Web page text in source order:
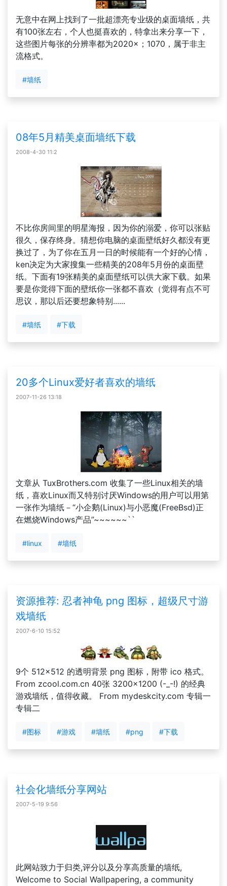
无意中在网上找到了一批超漂亮专业级的桌面墙纸，共
有100张左右，个人也挺喜欢的，特拿出来分享一下，
这些图片每张的分辨率都为2020×；1070，属于非主
流格式。
#墙纸
08年5月精美桌面墙纸下载
2008-4-30 11:2
不比你房间里的明星海报，因为你的溺爱，你可以张贴
很久，保存终身。猜想你电脑的桌面壁纸好久都没有更
换过了，为了你在五月一日的时候能有一个好的心情，
ken决定为大家搜集一些精美的208年5月份的桌面壁
纸。下面有19张精美的桌面壁纸可以供大家下载。如果
要是你觉得下面的壁纸你一张都不喜欢（觉得有点不可
思议，那以后还要想象特别......
#墙纸 #下载
20多个Linux爱好者喜欢的墙纸
2007-11-26 13:18
文章从 TuxBrothers.com 收集了一些Linux相关的墙
纸，喜欢Linux而又特别讨厌Windows的用户可以用第
一张作为墙纸－“小企鹅(Linux)与小恶魔(FreeBsd)正
在燃烧Windows产品”~~~~~~``
#linux #墙纸
资源推荐: 忍者神龟 png 图标，超级尺寸游
戏墙纸
2007-6-10 15:52
9个 512×512 的透明背景 png 图标，附带 ico 格式。
From zcool.com.cn 40张 3200×1200 (-_-!) 的经典
游戏墙纸，值得收藏。 From mydeskcity.com 专辑一
专辑二
#图标 #游戏 #墙纸 #png #下载
社会化墙纸分享网站
2007-5-19 9:56
此网站致力于归类,评分以及分享高质量的墙纸,
Welcome to Social Wallpapering, a community